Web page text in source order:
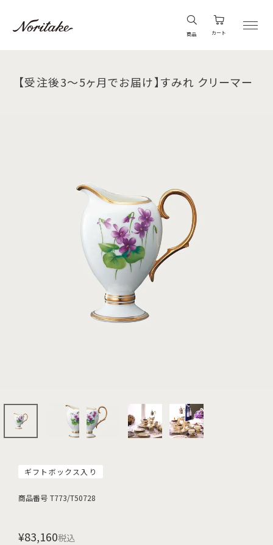
商品 カート
【受注後3～5ヶ月でお届け】すみれ クリーマー
ギフトボックス入り
商品番号 T773/T50728
¥83,160税込